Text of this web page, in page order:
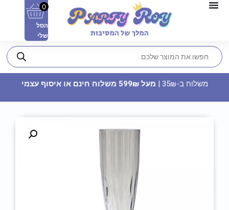
מטאליקה - כחול מטאלי
109.90 ₪
0
הסל
שלי
משלוח ב-35₪ | מעל 599₪ משלוח חינם או איסוף עצמי